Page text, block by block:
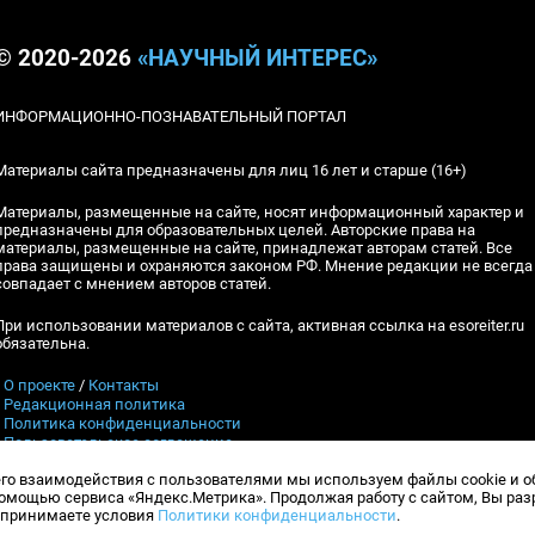
2020-2026 «НАУЧНЫЙ ИНТЕРЕС»
ПОЗНАВАТЕЛЬНЫЙ ПОРТАЛ
сайта предназначены для лиц 16 лет и старше (16+)
размещенные на сайте, носят информационный характер и
для образовательных целей. Авторские права на
размещенные на сайте, принадлежат авторам статей. Все
защищены и охраняются законом РФ. Мнение редакции не всегда
с мнением авторов статей.
использовании материалов с сайта, активная ссылка на esoreiter.ru
О проекте/ Контакты
Редакционная политика
Политика конфиденциальности
Пользовательское соглашение
esoreiter@yandex.ru, Гл.ред.: А.В.Шебловинский
редакции:+7 (917) 398-10-94
взаимодействия с пользователями мы используем файлы cookie и
сервиса «Яндекс.Метрика». Продолжая работу с сайтом, Вы
условия Политики конфиденциальности.